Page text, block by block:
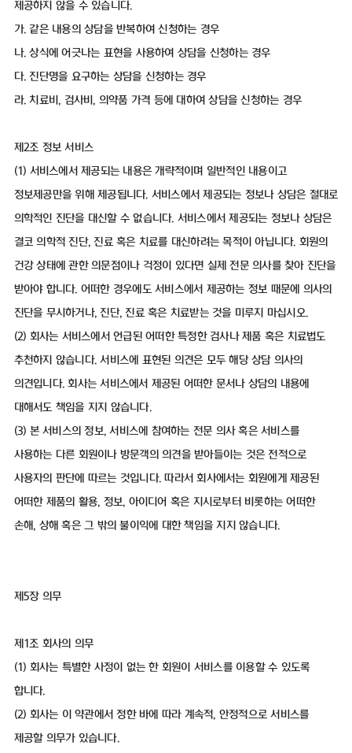
제공하지 않을 수 있습니다.
가. 같은 내용의 상담을 반복하여 신청하는 경우
나. 상식에 어긋나는 표현을 사용하여 상담을 신청하는 경우
다. 진단명을 요구하는 상담을 신청하는 경우
라. 치료비, 검사비, 의약품 가격 등에 대하여 상담을 신청하는 경우
제2조 정보 서비스
(1) 서비스에서 제공되는 내용은 개략적이며 일반적인 내용이고
정보제공만을 위해 제공됩니다. 서비스에서 제공되는 정보나 상담은 절대로
의학적인 진단을 대신할 수 없습니다. 서비스에서 제공되는 정보나 상담은
결코 의학적 진단, 진료 혹은 치료를 대신하려는 목적이 아닙니다. 회원의
건강 상태에 관한 의문점이나 걱정이 있다면 실제 전문 의사를 찾아 진단을
받아야 합니다. 어떠한 경우에도 서비스에서 제공하는 정보 때문에 의사의
진단을 무시하거나, 진단, 진료 혹은 치료받는 것을 미루지 마십시오.
(2) 회사는 서비스에서 언급된 어떠한 특정한 검사나 제품 혹은 치료법도
추천하지 않습니다. 서비스에 표현된 의견은 모두 해당 상담 의사의
의견입니다. 회사는 서비스에서 제공된 어떠한 문서나 상담의 내용에
대해서도 책임을 지지 않습니다.
(3) 본 서비스의 정보, 서비스에 참여하는 전문 의사 혹은 서비스를
사용하는 다른 회원이나 방문객의 의견을 받아들이는 것은 전적으로
사용자의 판단에 따르는 것입니다. 따라서 회사에서는 회원에게 제공된
어떠한 제품의 활용, 정보, 아이디어 혹은 지시로부터 비롯하는 어떠한
손해, 상해 혹은 그 밖의 불이익에 대한 책임을 지지 않습니다.
제5장 의무
제1조 회사의 의무
(1) 회사는 특별한 사정이 없는 한 회원이 서비스를 이용할 수 있도록
합니다.
(2) 회사는 이 약관에서 정한 바에 따라 계속적, 안정적으로 서비스를
제공할 의무가 있습니다.